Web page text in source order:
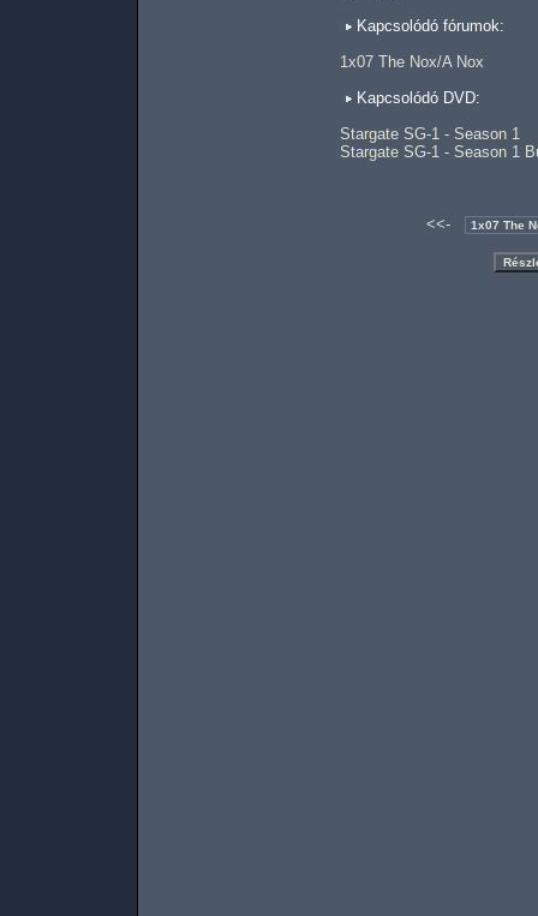
Kapcsolódó fórumok:
1x07 The Nox/A Nox
Kapcsolódó DVD:
Stargate SG-1 - Season 1
Stargate SG-1 - Season 1
<<-